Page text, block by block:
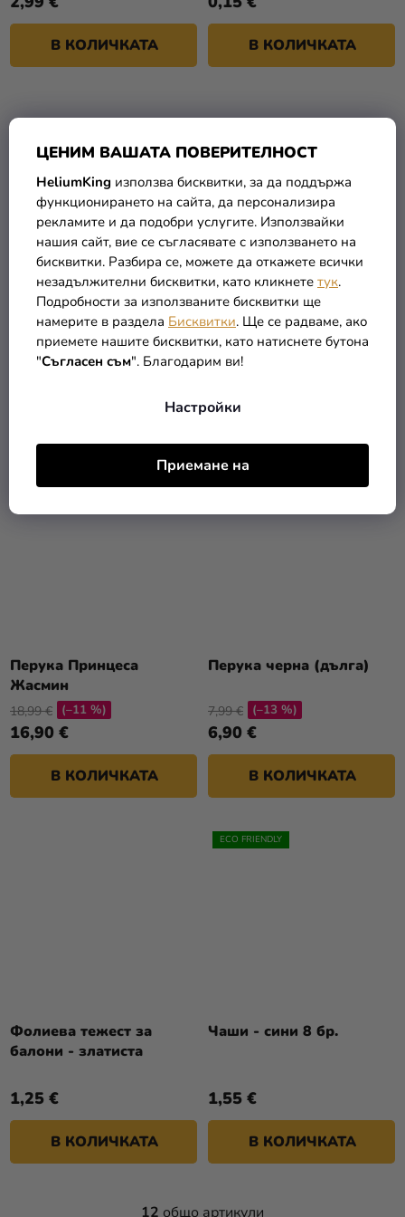
ЦЕНИМ ВАШАТА ПОВЕРИТЕЛНОСТ
HeliumKing използва бисквитки, за да поддържа
функционирането на сайта, да персонализира
рекламите и да подобри услугите. Използвайки
нашия сайт, вие се съгласявате с използването на
бисквитки. Разбира се, можете да откажете всички
незадължителни бисквитки, като кликнете тук.
Подробности за използваните бисквитки ще
намерите в раздела Бисквитки. Ще се радваме, ако
приемете нашите бисквитки, като натиснете бутона
"Съгласен съм". Благодарим ви!
Настройки
Приемане на
В КОЛИЧКАТА В КОЛИЧКАТА
Мъжки костюм - Аладин
32,90 €
36,99 € (–11 %)
Обувките на Аладин
златни
9,90 €
Перука Принцеса
Жасмин
16,90 €
18,99 € (–11 %)
В КОЛИЧКАТА
TIP
Перука черна (дълга)
6,90 €
7,99 € (–13 %)
В КОЛИЧКАТА
Фолиева тежест за
балони - златиста
1,25 €
В КОЛИЧКАТА
ECO FRIENDLY
Чаши - сини 8 бр.
1,55 €
В КОЛИЧКАТА
12 общо артикули